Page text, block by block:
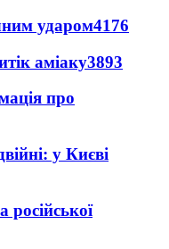
ударом4176
аміаку3893
про
у Києві
російської